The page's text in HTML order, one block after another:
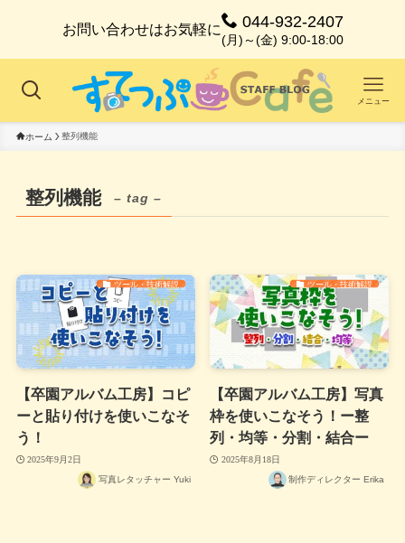
お問い合わせはお気軽に 044-932-2407
(月)～(金) 9:00-18:00
メニュー
ホーム 整列機能
整列機能 – tag –
ツール・技術解説
【卒園アルバム工房】コピ
ーと貼り付けを使いこなそ
う！
2025年9月2日
写真レタッチャー Yuki
ツール・技術解説
【卒園アルバム工房】写真
枠を使いこなそう！ー整
列・均等・分割・結合ー
2025年8月18日
制作ディレクター Erika